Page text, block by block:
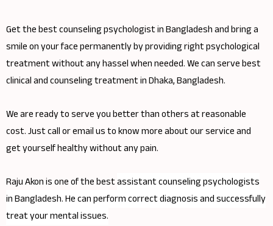
Get the best counseling psychologist in Bangladesh and bring a
smile on your face permanently by providing right psychological
treatment without any hassel when needed. We can serve best
clinical and counseling treatment in Dhaka, Bangladesh.
We are ready to serve you better than others at reasonable
cost. Just call or email us to know more about our service and
get yourself healthy without any pain.
Raju Akon is one of the bestassistantcounseling psychologists
in Bangladesh. He can perform correct diagnosis and successfully
treat your mental issues.